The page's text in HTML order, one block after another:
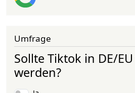
Umfrage
Sollte Tiktok in DE/
werden?
Auswahlmöglichkeiten